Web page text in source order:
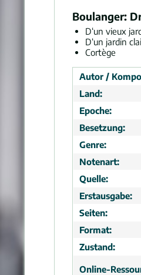
Boulanger:
D‘un vieux
D‘un jardin
Cortège
Autor /
Land:
Epoche:
Besetzung:
Genre:
Notenart:
Quelle:
Erstausgabe:
Seiten:
Format:
Zustand:
Online-